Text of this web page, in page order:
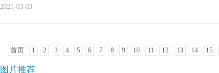
2021-03-03
首页 1 2 3 4 5 6 7 8 9 10 11 12 13 14 15
图片推荐